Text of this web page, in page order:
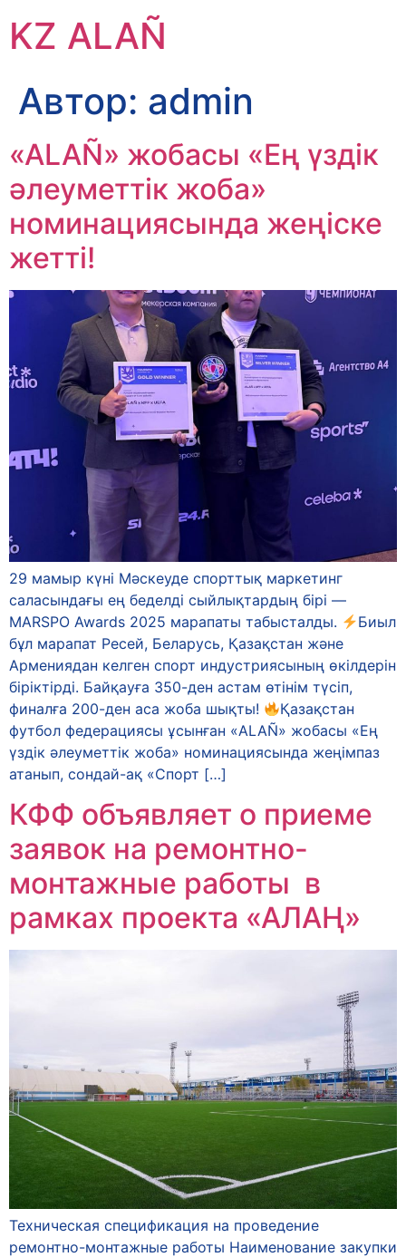
KZ ALAÑ
Автор: admin
«ALAÑ» жобасы «Ең үздік
әлеуметтік жоба»
номинациясында жеңіске
жетті!
29 мамыр күні Мәскеуде спорттық маркетинг
саласындағы ең беделді сыйлықтардың бірі —
MARSPO Awards 2025 марапаты табысталды.
Биыл
бұл марапат Ресей, Беларусь, Қазақстан және
Армениядан келген спорт индустриясының өкілдерін
біріктірді. Байқауға 350-ден астам өтінім түсіп,
финалға 200-ден аса жоба шықты!
Қазақстан
футбол федерациясы ұсынған «ALAÑ» жобасы «Ең
үздік әлеуметтік жоба» номинациясында жеңімпаз
атанып, сондай-ақ «Спорт […]
КФФ объявляет о приеме
заявок на ремонтно-
монтажные работы в
рамках проекта «АЛАҢ»
Техническая спецификация на проведение
ремонтно-монтажные работы Наименование закупки